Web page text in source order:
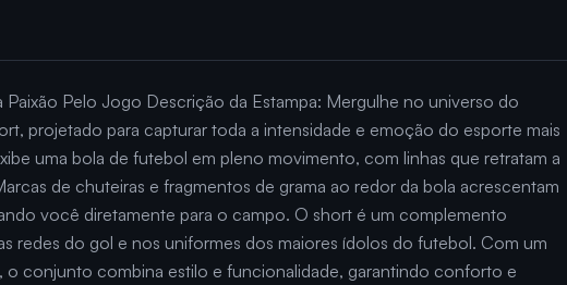
Pelo Jogo Descrição da Estampa: Mergulhe no universo do
projetado para capturar toda a intensidade e emoção do esporte mais
uma bola de futebol em pleno movimento, com linhas que retratam a
de chuteiras e fragmentos de grama ao redor da bola acrescentam
você diretamente para o campo. O short é um complemento
redes do gol e nos uniformes dos maiores ídolos do futebol. Com um
o conjunto combina estilo e funcionalidade, garantindo conforto e